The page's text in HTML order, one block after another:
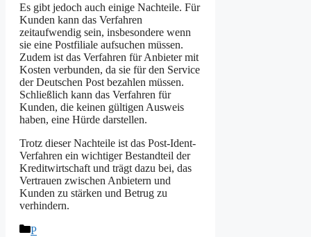
Es gibt jedoch auch einige Nachteile. Für
Kunden kann das Verfahren
zeitaufwendig sein, insbesondere wenn
sie eine Postfiliale aufsuchen müssen.
Zudem ist das Verfahren für Anbieter mit
Kosten verbunden, da sie für den Service
der Deutschen Post bezahlen müssen.
Schließlich kann das Verfahren für
Kunden, die keinen gültigen Ausweis
haben, eine Hürde darstellen.
Trotz dieser Nachteile ist das Post-Ident-
Verfahren ein wichtiger Bestandteil der
Kreditwirtschaft und trägt dazu bei, das
Vertrauen zwischen Anbietern und
Kunden zu stärken und Betrug zu
verhindern.
Kategorien
P